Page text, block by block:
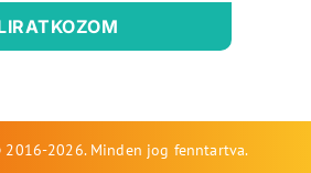
2026. Minden jog fenntartva.